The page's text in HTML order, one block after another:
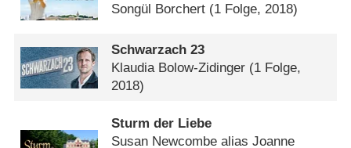
Songül Borchert (1 Folge, 2018)
Schwarzach 23
Klaudia Bolow-Zidinger (1 Folge,
2018)
Sturm der Liebe
Susan Newcombe alias Joanne